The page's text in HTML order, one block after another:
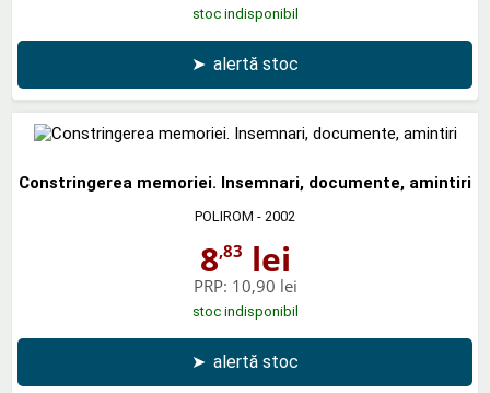
stoc indisponibil
➤ alertă stoc
Constringerea memoriei. Insemnari, documente, amintiri
POLIROM - 2002
8,83 lei
PRP: 10,90 lei
stoc indisponibil
➤ alertă stoc